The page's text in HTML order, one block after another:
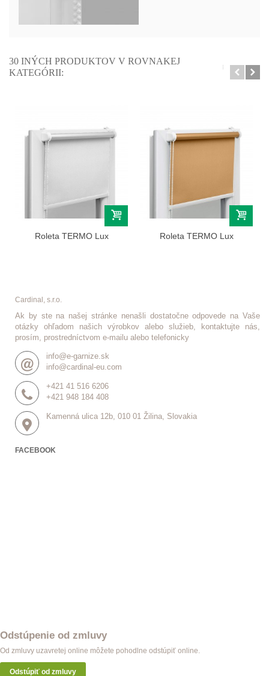
30 INÝCH PRODUKTOV V ROVNAKEJ
KATEGÓRII:
Roleta TERMO Lux
Roleta TERMO Lux
Cardinal, s.r.o.
Ak by ste na našej stránke nenašli dostatočne odpovede na Vaše
otázky ohľadom našich výrobkov alebo služieb, kontaktujte nás,
prosím, prostredníctvom e-mailu alebo telefonicky
info@e-garnize.sk
info@cardinal-eu.com
+421 41 516 6206
+421 948 184 408
Kamenná ulica 12b, 010 01 Žilina, Slovakia
FACEBOOK
Odstúpenie od zmluvy
Od zmluvy uzavretej online môžete pohodlne odstúpiť online.
Odstúpiť od zmluvy